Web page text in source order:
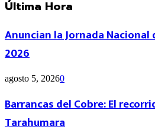
Última Hora
Anuncian la Jornada
2026
agosto 5, 20260
Barrancas del Cobre: El
Tarahumara